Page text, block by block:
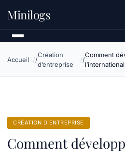
Minilogs
Accueil
Création
d’entreprise
Comment
CRÉATION D’ENTREPRISE
Comment